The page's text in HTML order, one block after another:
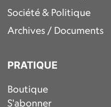
Société & Politique
Archives / Documents
PRATIQUE
Boutique
S'abonner